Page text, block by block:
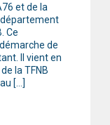
et de la
département
Ce
de
Il vient en
la TFNB
[…]